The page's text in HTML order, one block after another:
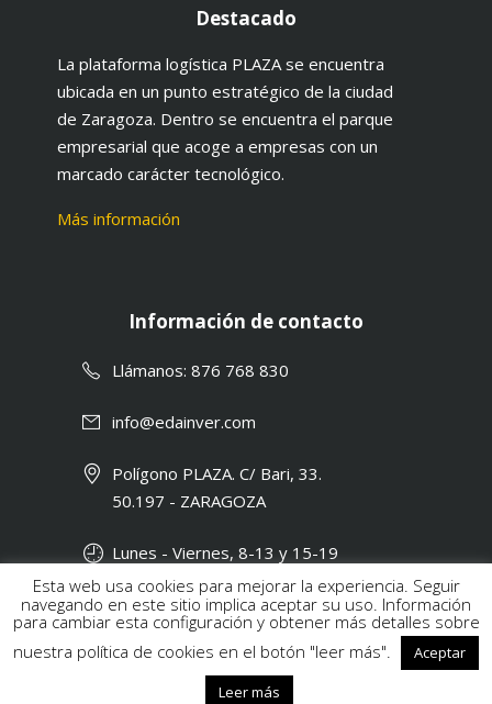
Destacado
La plataforma logística PLAZA se encuentra
ubicada en un punto estratégico de la ciudad
de Zaragoza. Dentro se encuentra el parque
empresarial que acoge a empresas con un
marcado carácter tecnológico.
Más información
Información de contacto
Llámanos: 876 768 830
info@edainver.com
Polígono PLAZA. C/ Bari, 33.
50.197 - ZARAGOZA
Lunes - Viernes, 8-13 y 15-19
2017 © Edainver S.L. |Política de Privacidad
Esta web usa cookies para mejorar la experiencia. Seguir
navegando en este sitio implica aceptar su uso. Información
para cambiar esta configuración y obtener más detalles sobre
nuestra política de cookies en el botón "leer más".
Aceptar
Leer más